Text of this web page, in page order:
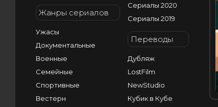
Жанры сериалов
Ужасы
Документальные
Военные
Семейные
Спортивные
Вестерн
Сериалы 2020
Сериалы 2019
Переводы
Дубляж
LostFilm
NewStudio
Кубик в Кубе